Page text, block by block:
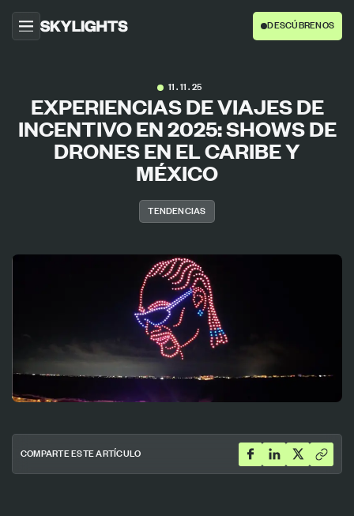
ACERCA DE
PROYECTOS
SERVICIOS
DESCÚBRENOS
11 . 11 . 25
EXPERIENCIAS DE VIAJES DE
INCENTIVO EN 2025: SHOWS DE
DRONES EN EL CARIBE Y
MÉXICO
TENDENCIAS
COMPARTE ESTE ARTÍCULO